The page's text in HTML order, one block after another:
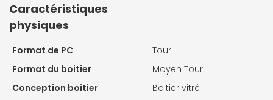
Caractéristiques
physiques
Format de PC
Tour
Format du boitier
Moyen Tour
Conception boîtier
Boitier vitré